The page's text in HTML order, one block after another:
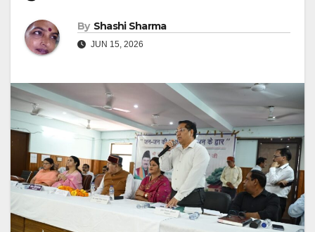
By Shashi Sharma
JUN 15, 2026